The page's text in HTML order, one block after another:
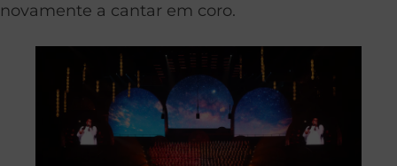
novamente a cantar em coro.